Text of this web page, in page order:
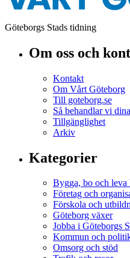
Göteborgs Stads tidning
Om oss och
Kontakt
Om Vårt Göteborg
Till goteborg.se
Så behandlar vi
Tillgänglighet
Arkiv
Kategorier
Bygga, bo och leva
Företag och
Förskola och
Göteborg växer
Jobba i Göteborgs
Kommun och
Omsorg och stöd